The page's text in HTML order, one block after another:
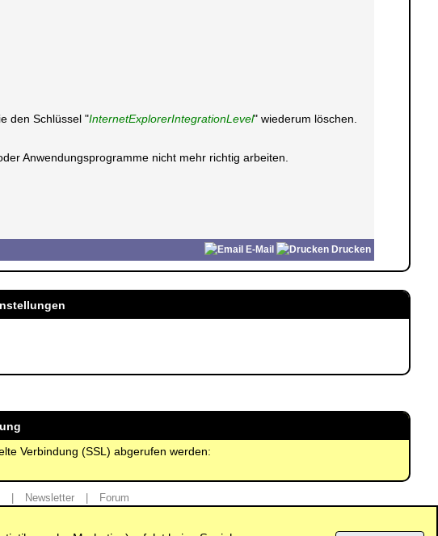
den Schlüssel "InternetExplorerIntegrationLevel" wiederum löschen.
Anwendungsprogramme nicht mehr richtig arbeiten.
E-Mail Drucken
Verbindung (SSL) abgerufen werden:
Newsletter Forum